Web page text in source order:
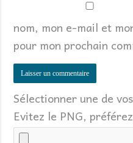
nom, mon e-mail et
pour mon prochain
Sélectionner une de
Evitez le PNG,